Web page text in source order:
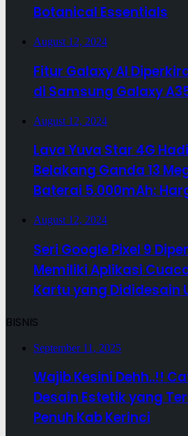
Botanical Essentials
August 12, 2024
Fitur Galaxy AI
di Samsung Galaxy
August 12, 2024
Lava Yuva Star 4G
Belakang Ganda 13
Baterai 5.000mAh:
August 12, 2024
Seri Google Pixel 9
Memiliki Aplikasi
Kartu yang Dididesain
BISNIS
September 11, 2025
Wajib Kesini Dehh..!!
Desain Estetik yang
Penuh Kab Kerinci